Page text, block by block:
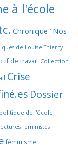
à l'école
Chronique "Nos
de Louise Thierry
de travail Collection
Crise
Dossier
de l'école
féministes
féminisme